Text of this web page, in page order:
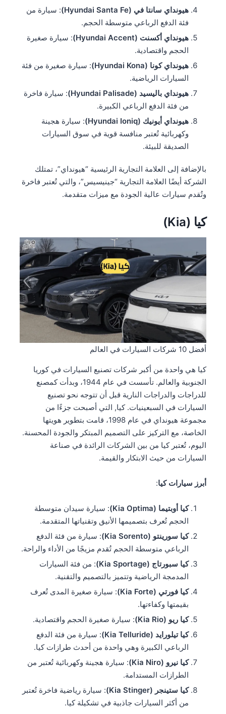
هيونداي سانتا في (Hyundai Santa Fe)
: سيارة من
فئة الدفع الرباعي متوسطة الحجم.
هيونداي أكسنت (Hyundai Accent)
: سيارة صغيرة
الحجم واقتصادية.
هيونداي كونا (Hyundai Kona)
: سيارة صغيرة من فئة
السيارات الرياضية.
هيونداي باليسيد (Hyundai Palisade)
: سيارة فاخرة
من فئة الدفع الرباعي الكبيرة.
هيونداي أيونيك (Hyundai Ioniq)
: سيارة هجينة
وكهربائية تُعتبر منافسة قوية في سوق السيارات
الصديقة للبيئة.
بالإضافة إلى العلامة التجارية الرئيسية “هيونداي”، تمتلك
الشركة أيضًا العلامة التجارية “جينيسيس”، والتي تُعتبر فاخرة
وتُقدم سيارات عالية الجودة مع ميزات متقدمة.
كيا (Kia)
أفضل 10 شركات السيارات في العالم
كيا هي واحدة من أكبر شركات تصنيع السيارات في كوريا
الجنوبية والعالم. تأسست في عام 1944، وبدأت كمصنع
للدراجات والدراجات النارية قبل أن تتوجه نحو تصنيع
السيارات في السبعينيات. كيا, التي أصبحت جزءًا من
مجموعة هيونداي في عام 1998، قامت بتطوير هويتها
الخاصة، مع التركيز على التصميم المبتكر والجودة المحسنة.
اليوم، تُعتبر كيا من بين الشركات الرائدة في صناعة
السيارات من حيث الابتكار والقيمة.
أبرز سيارات كيا:
كيا أوبتيما (Kia Optima)
: سيارة سيدان متوسطة
الحجم تُعرف بتصميمها الأنيق وتقنياتها المتقدمة.
كيا سورينتو (Kia Sorento)
: سيارة من فئة الدفع
الرباعي متوسطة الحجم تُقدم مزيجًا من الأداء والراحة.
كيا سبورتاج (Kia Sportage)
: من فئة السيارات
المدمجة الرياضية وتتميز بالتصميم والتقنية.
كيا فورتي (Kia Forte)
: سيارة صغيرة المدى تُعرف
بقيمتها وكفاءتها.
كيا ريو (Kia Rio)
: سيارة صغيرة الحجم واقتصادية.
كيا تيلورايد (Kia Telluride)
: سيارة من فئة الدفع
الرباعي الكبيرة وهي واحدة من أحدث طرازات كيا.
كيا نيرو (Kia Niro)
: سيارة هجينة وكهربائية تُعتبر من
الطرازات المستدامة.
كيا ستينجر (Kia Stinger)
: سيارة رياضية فاخرة تُعتبر
من أكثر السيارات جاذبية في تشكيلة كيا.